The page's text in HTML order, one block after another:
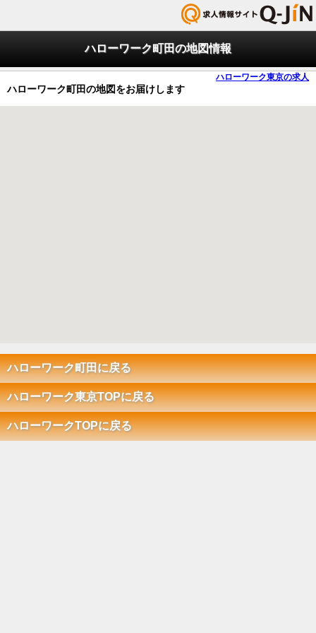
ハローワーク町田の地図情報
ハローワーク東京の求人
ハローワーク町田の地図をお届けします
ハローワーク町田に戻る
ハローワーク東京TOPに戻る
ハローワークTOPに戻る